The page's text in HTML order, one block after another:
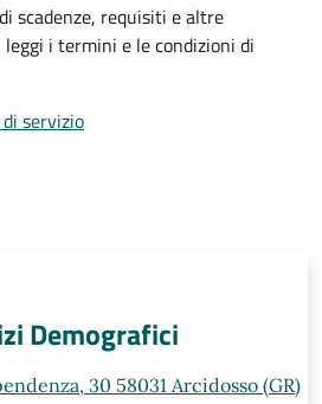
scadenze, requisiti e altre
i termini e le condizioni di
servizio
Demografici
30 58031 Arcidosso (GR)